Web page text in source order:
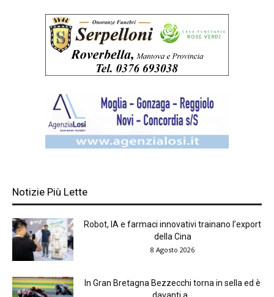
Notizie Più Lette
Robot, IA e farmaci innovativi trainano l’export
della Cina
8 Agosto 2026
In Gran Bretagna Bezzecchi torna in sella ed è